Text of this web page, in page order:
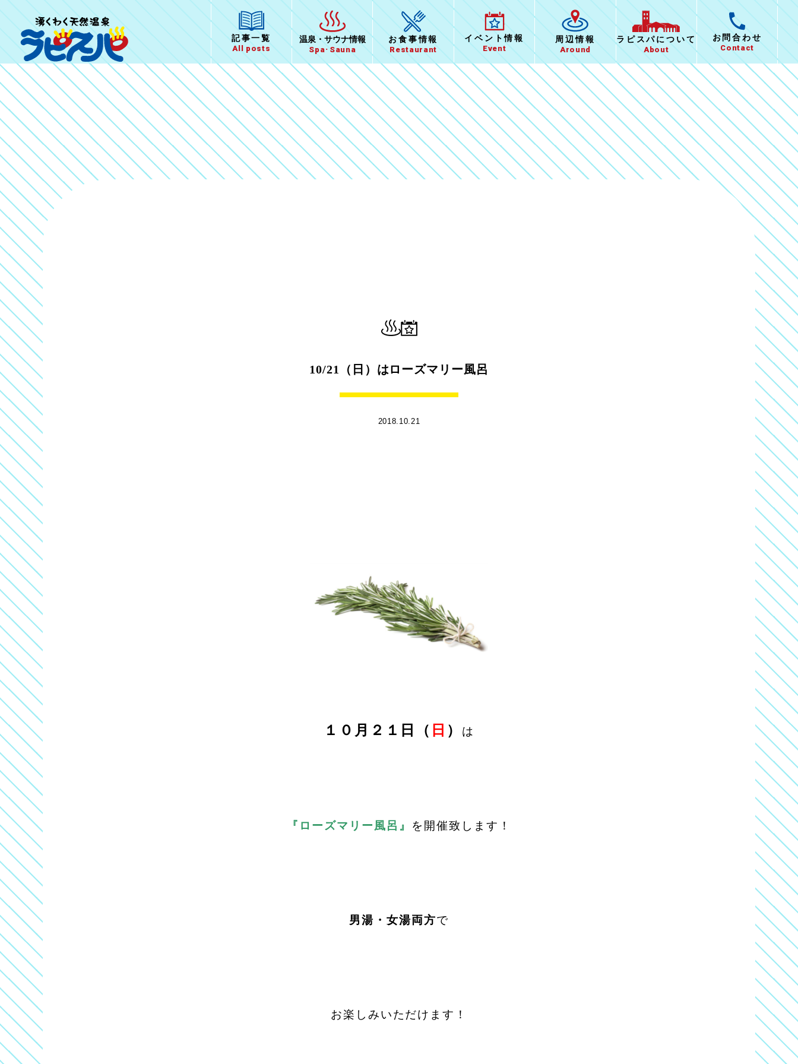
記事一覧
All posts
温泉 ・ サウナ情報
Spa･Sauna
お食事情報
Restaurant
イベント情報
Event
周辺情報
Around
ラピスパについて
About
お問合わせ
Contact
10/21（日）はローズマリー風呂
2018.10.21
１０月２１日（ 日 ） は
『ローズマリー風呂』 を開催致します！
男湯・女湯両方で
お楽しみいただけます！